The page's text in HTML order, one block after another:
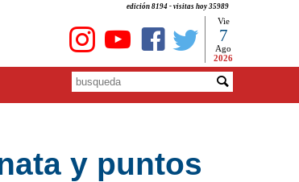
edición 8194 - visitas hoy 35989
Vie
7
Ago
2026
y puntos